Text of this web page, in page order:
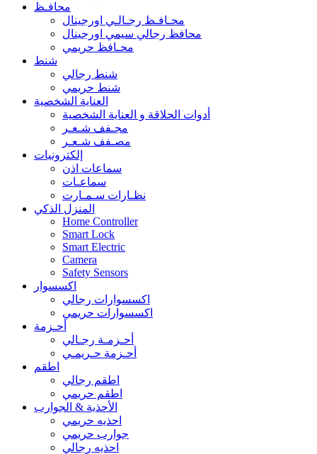
محافـظ
محـافـظ رجـالـي اورجينال
محافظ رجالي سيمي اورجينال
محـافظ حريمي
شنط
شنط رجالي
شنط حريمي
العناية الشخصية
أدوات الحلاقة و العناية الشخصية
مجـفف شـعـر
مصـفف شـعـر
إلكترونيات
سماعات اذن
سماعـات
نظـارات سـمـارت
المنزل الذكي
Home Controller
Smart Lock
Smart Electric
Camera
Safety Sensors
اكسسوار
اكسسوارات رجالي
اكسسوارات حريمي
أحـزمة
أحـزمـة رجـالي
أحـزمة حـريمـي
اطقم
اطقم رجالي
اطقم حريمي
الأحذية & الجوارب
احذيه حريمي
جوارب حريمي
احذيه رجالي